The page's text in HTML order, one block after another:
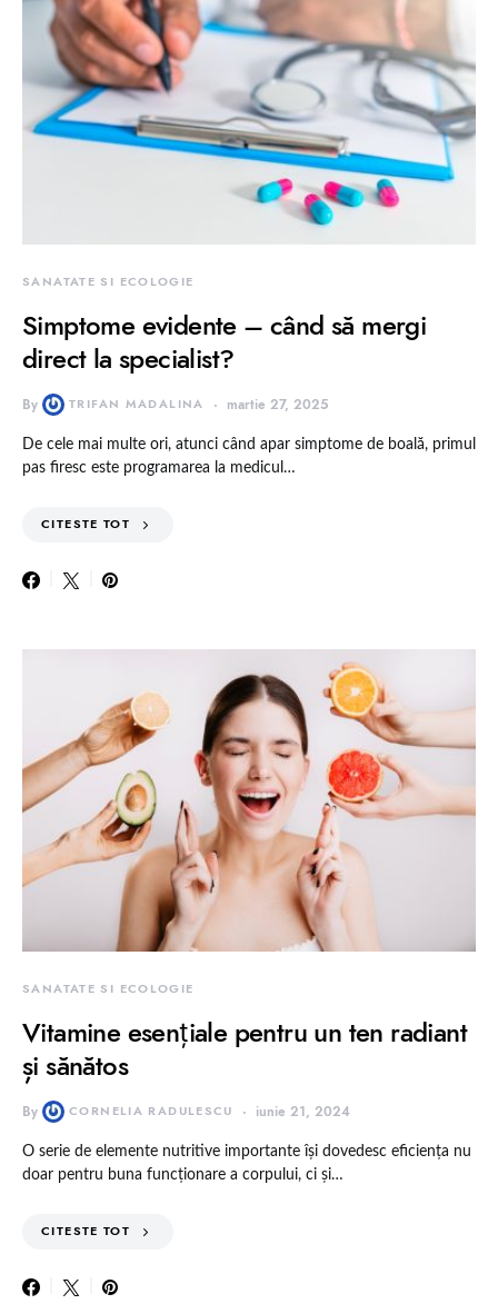
SANATATE SI ECOLOGIE
Simptome evidente – când să mergi
direct la specialist?
By TRIFAN MADALINA martie 27, 2025
De cele mai multe ori, atunci când apar simptome de boală, primul
pas firesc este programarea la medicul…
CITESTE TOT
SANATATE SI ECOLOGIE
Vitamine esențiale pentru un ten radiant
și sănătos
By CORNELIA RADULESCU iunie 21, 2024
O serie de elemente nutritive importante își dovedesc eficiența nu
doar pentru buna funcționare a corpului, ci și…
CITESTE TOT